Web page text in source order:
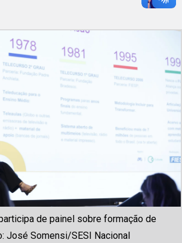
de painel sobre formação de
José Somensi/SESI Nacional